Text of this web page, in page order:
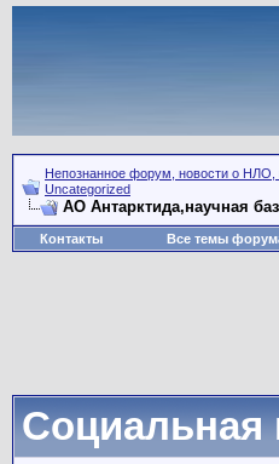
Непознанное форум, новости о НЛО,
Uncategorized
АО Антарктида,научная
Контакты Все темы
Социальная